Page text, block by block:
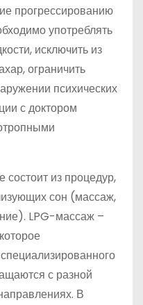
прогрессированию
употреблять
исключить из
ограничить
психических
с доктором
из процедур,
сон (массаж,
LPG-массаж –
с разной
В